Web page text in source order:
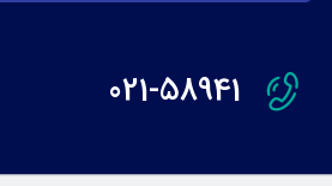
021-58941